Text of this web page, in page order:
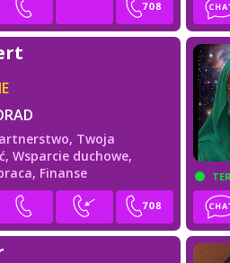
Twoja
Wsparcie duchowe,
Finanse